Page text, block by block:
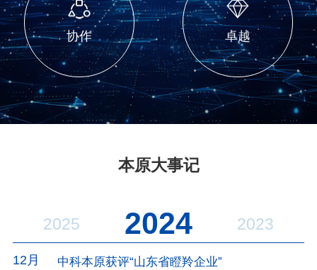
协作 卓越
本原大事记
2025 2024 2023
12月 中科本原获评“山东省瞪羚企业”